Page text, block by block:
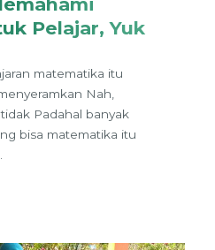
Pelajar, Yuk
matematika itu
Nah,
Padahal banyak
bisa matematika itu